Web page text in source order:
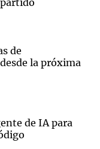
de
la próxima
de IA para